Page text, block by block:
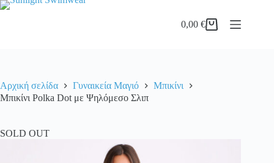
Μετάβαση
Καλάθι
0,00€
Αρχική σελίδα Γυναικεία Μαγιό
Μπικίνι
Μπικίνι Polka Dot με Ψηλόμεσο Σλιπ
SOLD OUT